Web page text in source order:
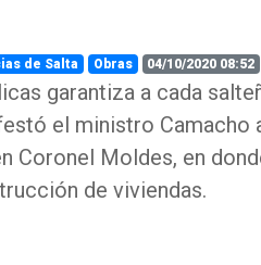
de Salta Obras 04/10/2020 08:52
garantiza a cada
el ministro Camacho
Coronel Moldes, en
de viviendas.